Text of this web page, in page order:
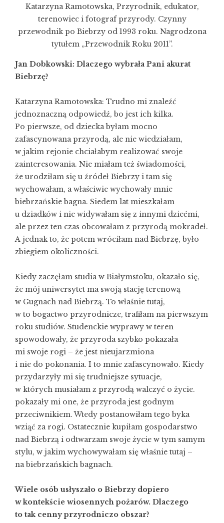
Katarzyna Ramotowska, Przyrodnik, edukator,
terenowiec i fotograf przyrody. Czynny
przewodnik po Biebrzy od 1993 roku. Nagrodzona
tytułem „Przewodnik Roku 2011”.
Jan Dobkowski: Dlaczego wybrała Pani akurat
Biebrzę?
Katarzyna Ramotowska: Trudno mi znaleźć
jednoznaczną odpowiedź, bo jest ich kilka.
Po pierwsze, od dziecka byłam mocno
zafascynowana przyrodą, ale nie wiedziałam,
w jakim rejonie chciałabym realizować swoje
zainteresowania. Nie miałam też świadomości,
że urodziłam się u źródeł Biebrzy i tam się
wychowałam, a właściwie wychowały mnie
biebrzańskie bagna. Siedem lat mieszkałam
u dziadków i nie widywałam się z innymi dziećmi,
ale przez ten czas obcowałam z przyrodą mokradeł.
A jednak to, że potem wróciłam nad Biebrzę, było
zbiegiem okoliczności.
Kiedy zaczęłam studia w Białymstoku, okazało się,
że mój uniwersytet ma swoją stację terenową
w Gugnach nad Biebrzą. To właśnie tutaj,
w to bogactwo przyrodnicze, trafiłam na pierwszym
roku studiów. Studenckie wyprawy w teren
spowodowały, że przyroda szybko pokazała
mi swoje rogi – że jest nieujarzmiona
i nie do pokonania. I to mnie zafascynowało. Kiedy
przydarzyły mi się trudniejsze sytuacje,
w których musiałam z przyrodą walczyć o życie.
pokazały mi one, że przyroda jest godnym
przeciwnikiem. Wtedy postanowiłam tego byka
wziąć za rogi. Ostatecznie kupiłam gospodarstwo
nad Biebrzą i odtwarzam swoje życie w tym samym
stylu, w jakim wychowywałam się właśnie tutaj –
na biebrzańskich bagnach.
Wiele osób usłyszało o Biebrzy dopiero
w kontekście wiosennych pożarów. Dlaczego
to tak cenny przyrodniczo obszar?